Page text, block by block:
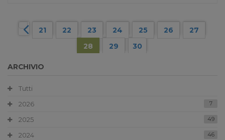
21 22 23 24 25 26
27
28
29 30
ARCHIVIO
Tutti
2026
7
2025 49
2024 46